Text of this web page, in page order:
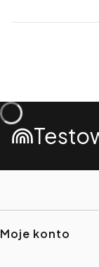
Linki w
Moje konto